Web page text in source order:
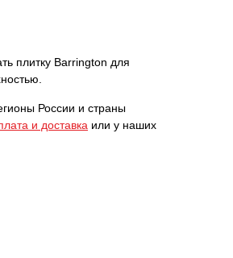
плитку Barrington для
России и страны
и доставка или у наших